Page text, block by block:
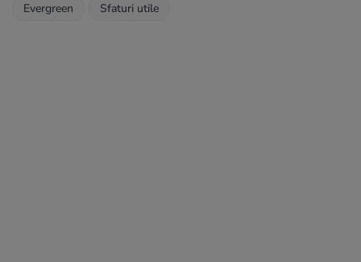
Evergreen Sfaturi utile